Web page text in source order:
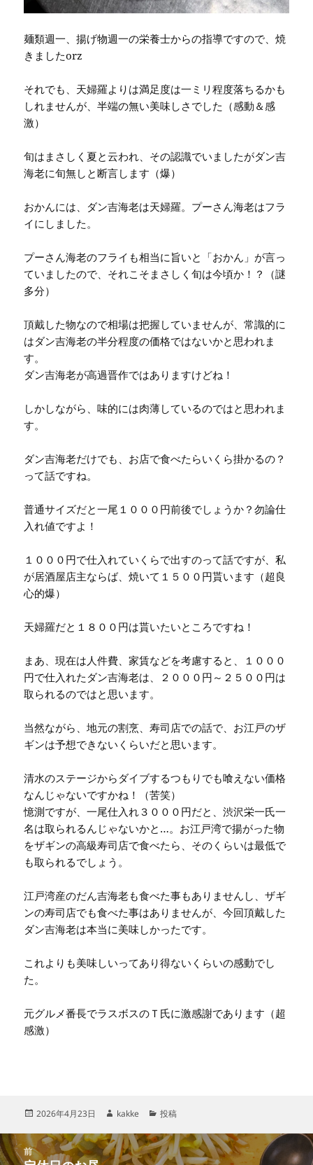
麺類週一、揚げ物週一の栄養士からの指導ですので、焼
きましたorz
それでも、天婦羅よりは満足度は一ミリ程度落ちるかも
しれませんが、半端の無い美味しさでした（感動＆感
激）
旬はまさしく夏と云われ、その認識でいましたがダン吉
海老に旬無しと断言します（爆）
おかんには、ダン吉海老は天婦羅。プーさん海老はフラ
イにしました。
プーさん海老のフライも相当に旨いと「おかん」が言っ
ていましたので、それこそまさしく旬は今頃か！？（謎
多分）
頂戴した物なので相場は把握していませんが、常識的に
はダン吉海老の半分程度の価格ではないかと思われま
す。
ダン吉海老が高過晋作ではありますけどね！
しかしながら、味的には肉薄しているのではと思われま
す。
ダン吉海老だけでも、お店で食べたらいくら掛かるの？
って話ですね。
普通サイズだと一尾１０００円前後でしょうか？勿論仕
入れ値ですよ！
１０００円で仕入れていくらで出すのって話ですが、私
が居酒屋店主ならば、焼いて１５００円貰います（超良
心的爆）
天婦羅だと１８００円は貰いたいところですね！
まあ、現在は人件費、家賃などを考慮すると、１０００
円で仕入れたダン吉海老は、２０００円～２５００円は
取られるのではと思います。
当然ながら、地元の割烹、寿司店での話で、お江戸のザ
ギンは予想できないくらいだと思います。
清水のステージからダイブするつもりでも喰えない価格
なんじゃないですかね！（苦笑）
憶測ですが、一尾仕入れ３０００円だと、渋沢栄一氏一
名は取られるんじゃないかと…。お江戸湾で揚がった物
をザギンの高級寿司店で食べたら、そのくらいは最低で
も取られるでしょう。
江戸湾産のだん吉海老も食べた事もありませんし、ザギ
ンの寿司店でも食べた事はありませんが、今回頂戴した
ダン吉海老は本当に美味しかったです。
これよりも美味しいってあり得ないくらいの感動でし
た。
元グルメ番長でラスボスのＴ氏に激感謝であります（超
感激）
投
日:
2026年4月23日
作
者
kakke
カ
ゴ
リ
投稿
投
稿
前